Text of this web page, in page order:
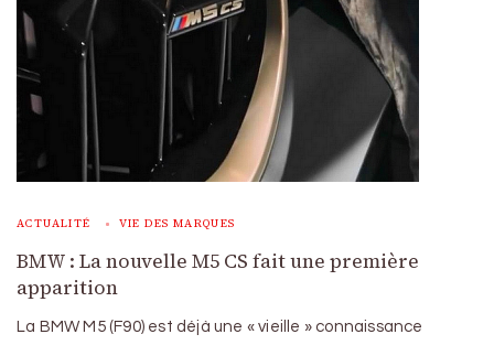
ACTUALITÉ VIE DES MARQUES
BMW : La nouvelle M5 CS fait une première
apparition
La BMW M5 (F90) est déjà une « vieille » connaissance